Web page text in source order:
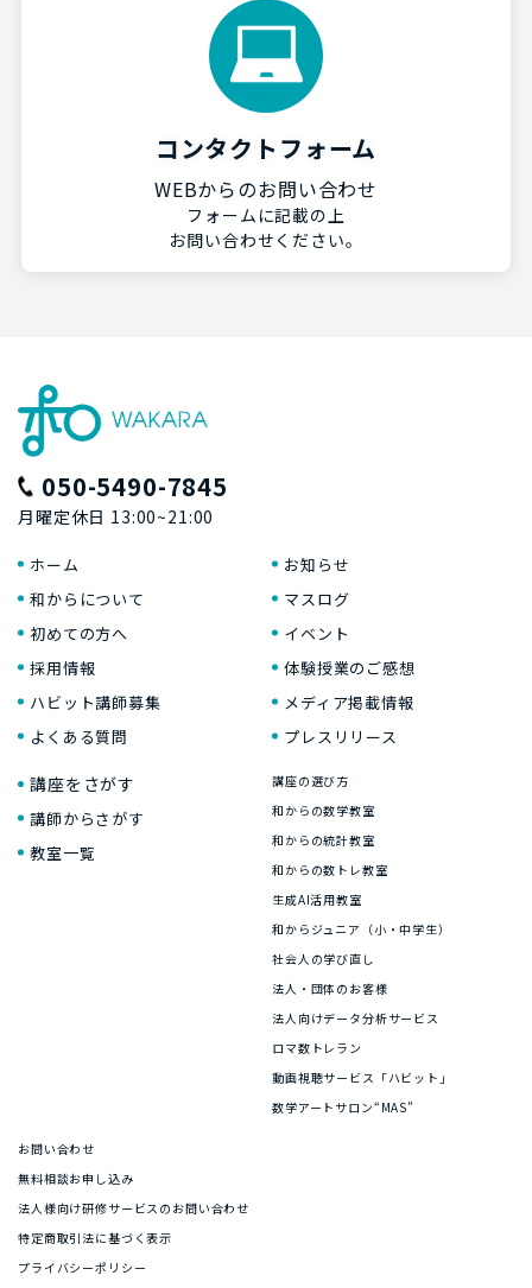
コンタクトフォーム
WEBからのお問い合わせ
フォームに記載の上
お問い合わせください。
050-5490-7845
月曜定休日 13:00~21:00
ホーム
和からについて
初めての方へ
採用情報
ハビット講師募集
よくある質問
お知らせ
マスログ
イベント
体験授業のご感想
メディア掲載情報
プレスリリース
講座をさがす
講師からさがす
教室一覧
講座の選び方
和からの数学教室
和からの統計教室
和からの数トレ教室
生成AI活用教室
和からジュニア（小・中学生）
社会人の学び直し
法人・団体のお客様
法人向けデータ分析サービス
ロマ数トレラン
動画視聴サービス「ハビット」
数学アートサロン“MAS”
お問い合わせ
無料相談お申し込み
法人様向け研修サービスのお問い合わせ
特定商取引法に基づく表示
プライバシーポリシー